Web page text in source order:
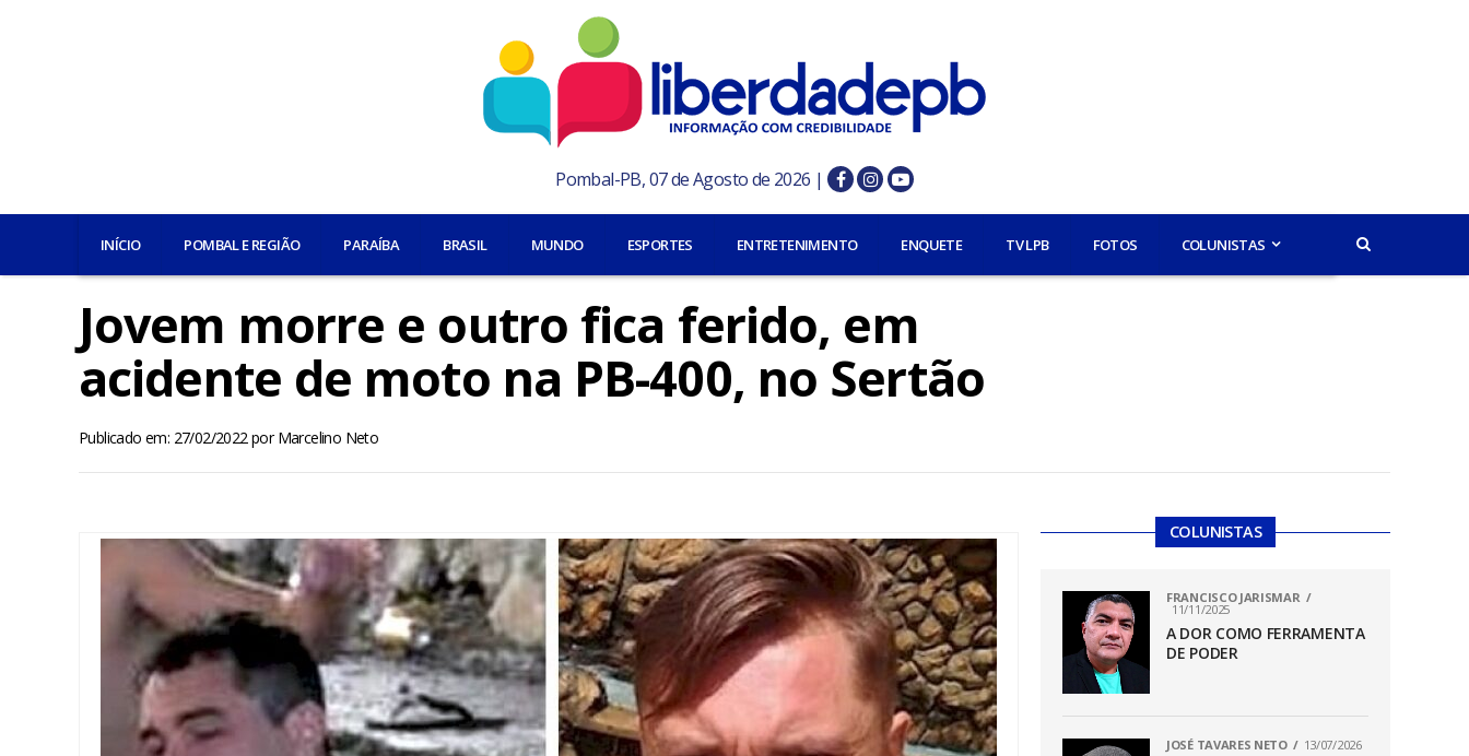
Pombal-PB, 07 de Agosto de 2026 |
INÍCIO POMBAL E REGIÃO PARAÍBA BRASIL MUNDO ESPORTES ENTRETENIMENTO ENQUETE TV LPB FOTOS COLUNISTAS
Jovem morre e outro fica ferido, em
acidente de moto na PB-400, no Sertão
Publicado em: 27/02/2022porMarcelino Neto
COLUNISTAS
FRANCISCO JARISMAR
11/11/2025
A DOR COMO FERRAMENTA
DE PODER
JOSÉ TAVARES NETO 13/07/2026